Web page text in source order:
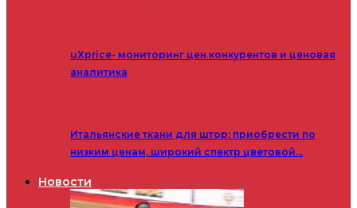
uXprice- мониторинг цен конкурентов и ценовая
аналитика
Итальянские ткани для штор: приобрести по
низким ценам, широкий спектр цветовой…
Новости